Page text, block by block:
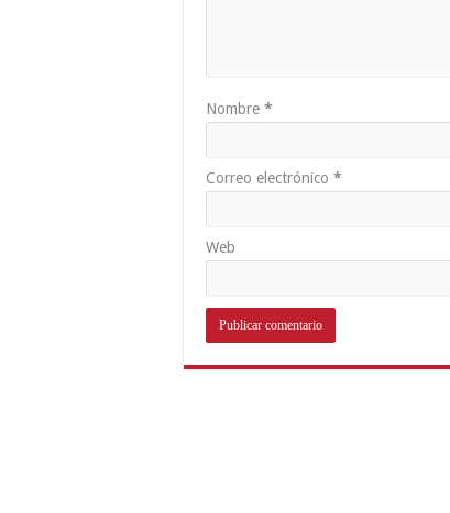
Nombre *
Correo electrónico *
Web